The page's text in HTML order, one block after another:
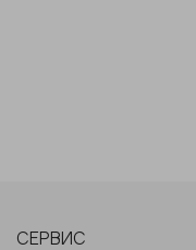
СЕРВИС